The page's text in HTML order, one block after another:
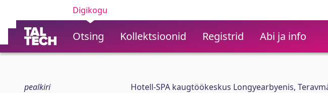
Digikogu
Otsing Kollektsioonid Registrid Abi ja info
pealkiri
Hotell-SPA kaugtöökeskus Longyearbyenis,